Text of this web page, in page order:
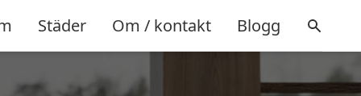
Städer Om / kontakt Blogg